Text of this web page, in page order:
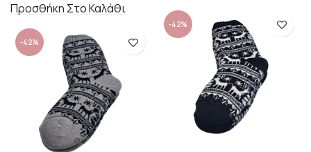
Προσθήκη Στο Καλάθι
-42%
-42%